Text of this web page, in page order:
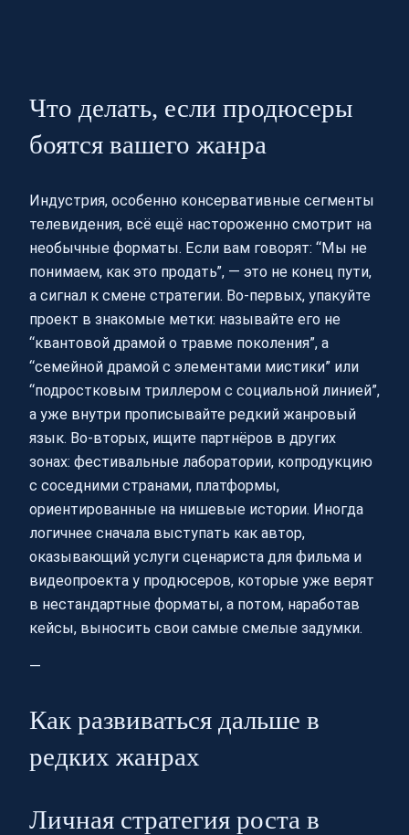
Что делать, если продюсеры
боятся вашего жанра
Индустрия, особенно консервативные сегменты
телевидения, всё ещё настороженно смотрит на
необычные форматы. Если вам говорят: “Мы не
понимаем, как это продать”, — это не конец пути,
а сигнал к смене стратегии. Во‑первых, упакуйте
проект в знакомые метки: называйте его не
“квантовой драмой о травме поколения”, а
“семейной драмой с элементами мистики” или
“подростковым триллером с социальной линией”,
а уже внутри прописывайте редкий жанровый
язык. Во‑вторых, ищите партнёров в других
зонах: фестивальные лаборатории, копродукцию
с соседними странами, платформы,
ориентированные на нишевые истории. Иногда
логичнее сначала выступать как автор,
оказывающий услуги сценариста для фильма и
видеопроекта у продюсеров, которые уже верят
в нестандартные форматы, а потом, наработав
кейсы, выносить свои самые смелые задумки.
—
Как развиваться дальше в
редких жанрах
Личная стратегия роста в